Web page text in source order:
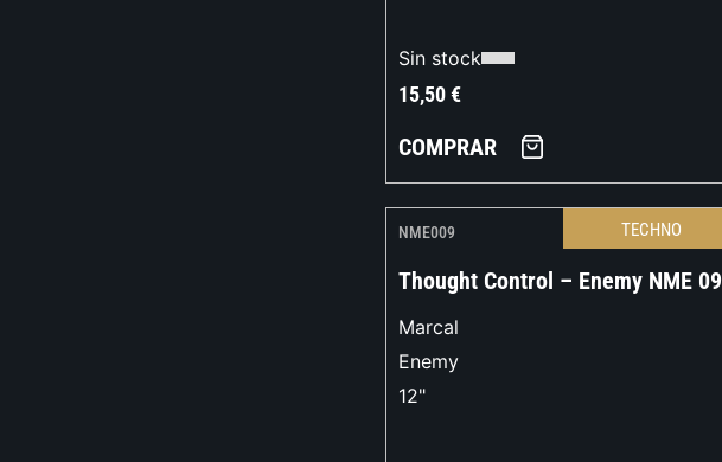
Sin stock
15,50€
COMPRAR
NME009 TECHNO
Thought Control – Enemy NME 09
Marcal
Enemy
12"